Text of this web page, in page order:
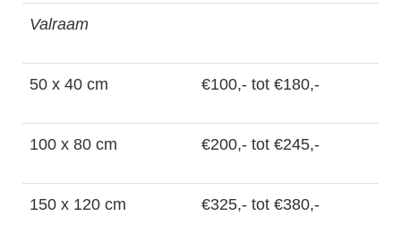
Valraam
50 x 40 cm €100,- tot €180,-
100 x 80 cm €200,- tot €245,-
150 x 120 cm €325,- tot €380,-